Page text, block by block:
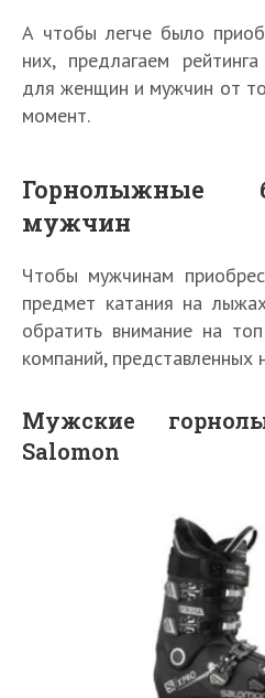
А чтобы легче было
них, предлагаем
для женщин и мужчин от
момент.
Горнолыжные
мужчин
Чтобы мужчинам
предмет катания на
обратить внимание на
компаний, представленных
Мужские
Salomon